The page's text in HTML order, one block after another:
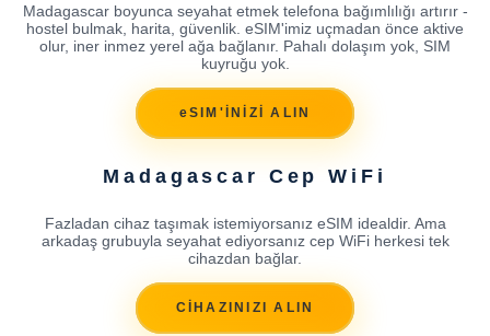
Madagascar boyunca seyahat etmek telefona bağımlılığı artırır -
hostel bulmak, harita, güvenlik. eSIM'imiz uçmadan önce aktive
olur, iner inmez yerel ağa bağlanır. Pahalı dolaşım yok, SIM
kuyruğu yok.
eSIM'İNİZİ ALIN
Madagascar Cep WiFi
Fazladan cihaz taşımak istemiyorsanız eSIM idealdir. Ama
arkadaş grubuyla seyahat ediyorsanız cep WiFi herkesi tek
cihazdan bağlar.
CİHAZINIZI ALIN